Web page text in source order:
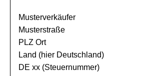
Musterverkäufer
Musterstraße
PLZ Ort
Land (hier Deutschland)
DE xx (Steuernummer)